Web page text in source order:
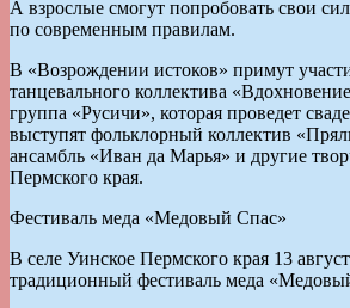
А взрослые смогут попробовать свои
по современным правилам.
В «Возрождении истоков» примут
танцевального коллектива
группа «Русичи», которая проведет
выступят фольклорный коллектив
ансамбль «Иван да Марья» и другие
Пермского края.
Фестиваль меда «Медовый Спас»
В селе Уинское Пермского края 13
традиционный фестиваль меда